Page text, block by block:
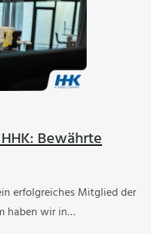
Bewährte
erfolgreiches Mitglied der
haben wir in…